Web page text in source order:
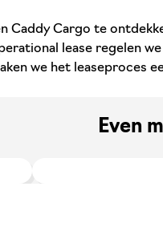
Caddy Cargo te
lease regelen
we het
Even